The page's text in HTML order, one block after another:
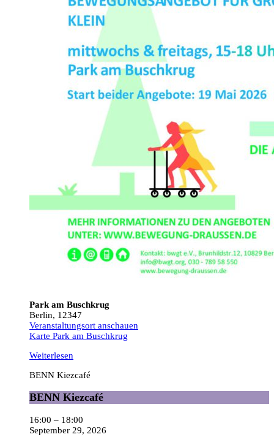
Park am Buschkrug
Berlin, 12347
Veranstaltungsort anschauen
Karte Park am Buschkrug
Weiterlesen
BENN Kiezcafé
BENN Kiezcafé
16:00 – 18:00
September 29, 2026